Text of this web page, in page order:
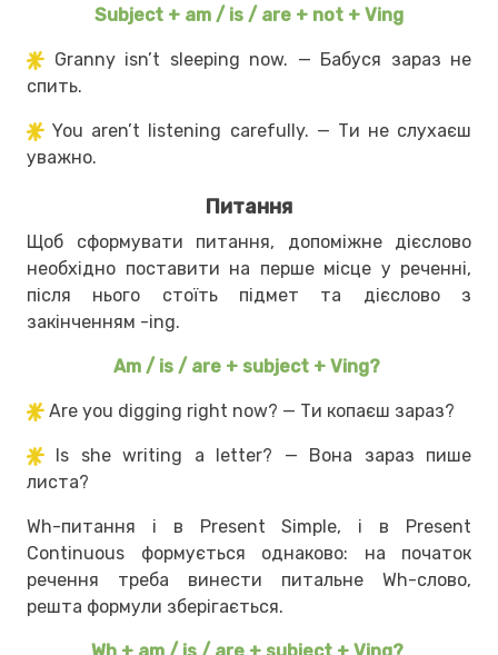
Subject + am / is / are + not + Ving
Granny isn’t sleeping now. — Бабуся зараз не
спить.
You aren’t listening carefully. — Ти не слухаєш
уважно.
Питання
Щоб сформувати питання, допоміжне дієслово
необхідно поставити на перше місце у реченні,
після нього стоїть підмет та дієслово з
закінченням -ing.
Am / is / are + subject + Ving?
Are you digging right now? — Ти копаєш зараз?
Is she writing a letter? — Вона зараз пише
листа?
Wh-питання і в Present Simple, і в Present
Continuous формується однаково: на початок
речення треба винести питальне Wh-слово,
решта формули зберігається.